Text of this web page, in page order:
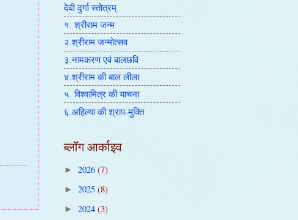
देवी दुर्गा स्तोत्रम्
१. श्रीराम जन्म
२.श्रीराम जन्मोत्सव
३.नामकरण एवं बालछवि
४.श्रीराम की बाल लीला
५. विश्वामित्र की याचना
६.अहिल्या की श्राप-मुक्ति
ब्लॉग आर्काइव
► 2026 (7)
► 2025 (8)
► 2024 (3)